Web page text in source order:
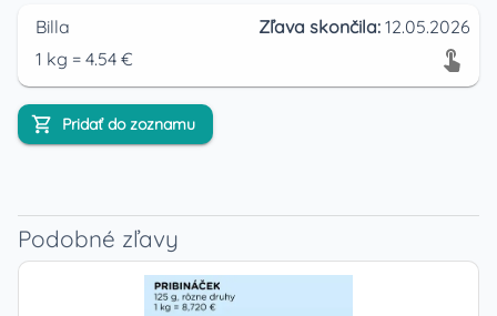
Billa Zľava skončila: 12.05.2026
1 kg = 4.54 €
Pridať do zoznamu
Podobné zľavy